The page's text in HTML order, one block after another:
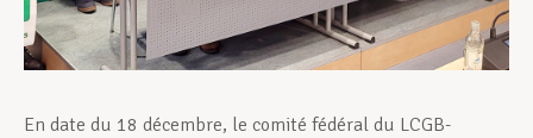
En date du 18 décembre, le comité fédéral du LCGB-